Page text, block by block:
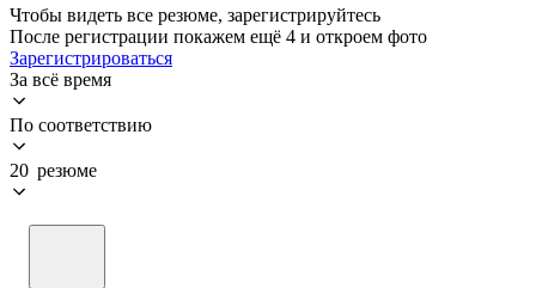
Чтобы видеть все резюме, зарегистрируйтесь
После регистрации покажем ещё 4 и откроем фото
Зарегистрироваться
За всё время
По соответствию
20 резюме